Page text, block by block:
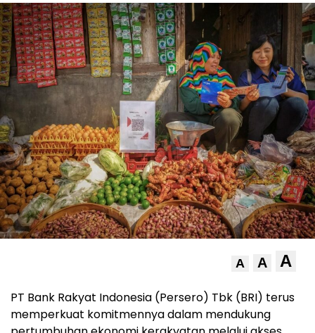
A A A
PT Bank Rakyat Indonesia (Persero) Tbk (BRI) terus
memperkuat komitmennya dalam mendukung